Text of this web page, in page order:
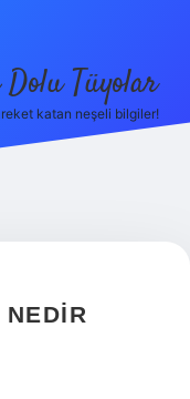
Tüyolar
katan neşeli bilgiler!